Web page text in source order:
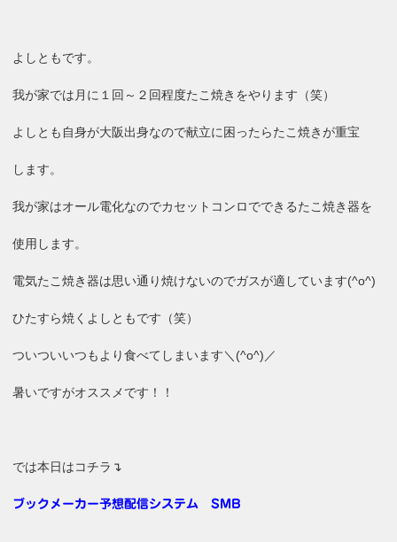
よしともです。
我が家では月に１回～２回程度たこ焼きをやります（笑）
よしとも自身が大阪出身なので献立に困ったらたこ焼きが重宝
します。
我が家はオール電化なのでカセットコンロでできるたこ焼き器を
使用します。
電気たこ焼き器は思い通り焼けないのでガスが適しています(^o^)
ひたすら焼くよしともです（笑）
ついついいつもより食べてしまいます＼(^o^)／
暑いですがオススメです！！
では本日はコチラ↴
ブックメーカー予想配信システム SMB